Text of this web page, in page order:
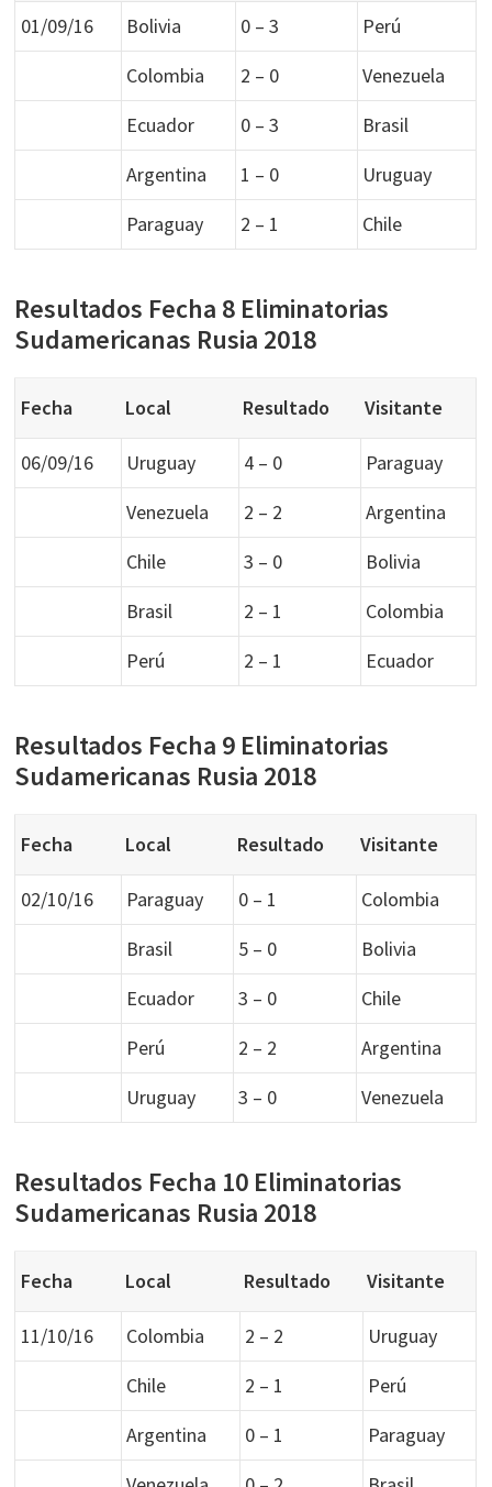
01/09/16 Bolivia 0 – 3
Perú
Colombia
2 – 0
Venezuela
Ecuador
0 – 3
Brasil
Argentina
1 – 0
Uruguay
Paraguay
2 – 1 Chile
Resultados Fecha 8 Eliminatorias
Sudamericanas Rusia 2018
Fecha Local Resultado Visitante
06/09/16 Uruguay 4 – 0
Paraguay
Venezuela
2 – 2
Argentina
Chile
3 – 0
Bolivia
Brasil
2 – 1
Colombia
Perú
2 – 1 Ecuador
Resultados Fecha 9 Eliminatorias
Sudamericanas Rusia 2018
Fecha Local Resultado Visitante
02/10/16 Paraguay 0 – 1
Colombia
Brasil
5 – 0
Bolivia
Ecuador
3 – 0
Chile
Perú
2 – 2
Argentina
Uruguay
3 – 0 Venezuela
Resultados Fecha 10 Eliminatorias
Sudamericanas Rusia 2018
Fecha Local Resultado Visitante
11/10/16 Colombia 2 – 2
Uruguay
Chile
2 – 1
Perú
Argentina
0 – 1
Paraguay